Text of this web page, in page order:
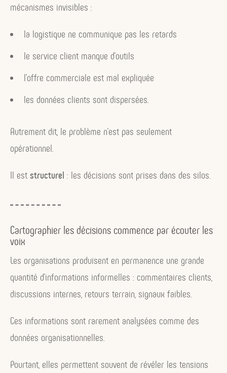
mécanismes invisibles :
la logistique ne communique pas les retards
le service client manque d’outils
l’offre commerciale est mal expliquée
les données clients sont dispersées.
Autrement dit, le problème n’est pas seulement
opérationnel.
Il est structurel : les décisions sont prises dans des silos.
Cartographier les décisions commence par écouter les
voix
Les organisations produisent en permanence une grande
quantité d’informations informelles : commentaires clients,
discussions internes, retours terrain, signaux faibles.
Ces informations sont rarement analysées comme des
données organisationnelles.
Pourtant, elles permettent souvent de révéler les tensions